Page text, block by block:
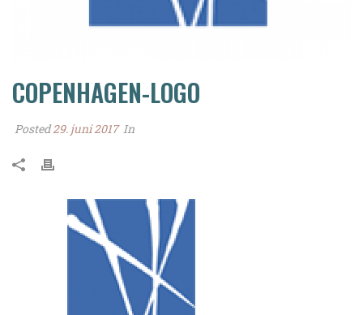
COPENHAGEN-LOGO
Posted29. juni 2017 In